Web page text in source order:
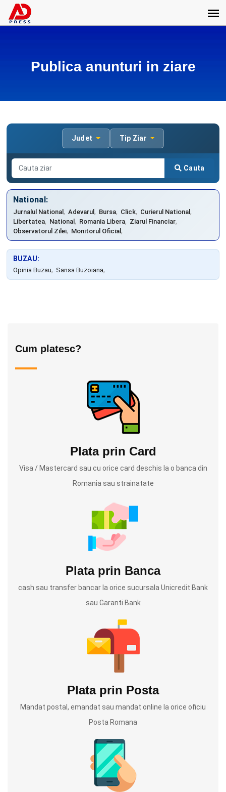
Publica anunturi in ziare
Judet Tip Ziar
Cauta
National:
Jurnalul National, Adevarul, Bursa, Click, Curierul National,
Libertatea, National, Romania Libera, Ziarul Financiar,
Observatorul Zilei, Monitorul Oficial,
BUZAU:
Opinia Buzau, Sansa Buzoiana,
Cum platesc?
Plata prin Card
Visa / Mastercard sau cu orice card deschis la o banca din
Romania sau strainatate
Plata prin Banca
cash sau transfer bancar la orice sucursala Unicredit Bank
sau Garanti Bank
Plata prin Posta
Mandat postal, emandat sau mandat online la orice oficiu
Posta Romana